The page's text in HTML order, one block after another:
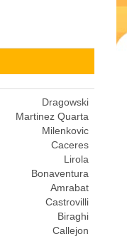
Dragowski
Martinez Quarta
Milenkovic
Caceres
Lirola
Bonaventura
Amrabat
Castrovilli
Biraghi
Callejon